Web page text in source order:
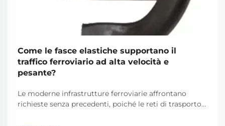
Come le fasce elastiche supportano il
traffico ferroviario ad alta velocità e
pesante?
Le moderne infrastrutture ferroviarie affrontano
richieste senza precedenti, poiché le reti di trasporto